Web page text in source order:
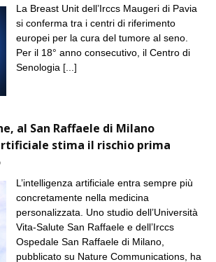
La Breast Unit dell’Irccs Maugeri di Pavia
si conferma tra i centri di riferimento
europei per la cura del tumore al seno.
Per il 18° anno consecutivo, il Centro di
Senologia [...]
al San Raffaele di Milano
stima il rischio prima
L’intelligenza artificiale entra sempre più
concretamente nella medicina
personalizzata. Uno studio dell’Università
Vita-Salute San Raffaele e dell’Irccs
Ospedale San Raffaele di Milano,
pubblicato su Nature Communications, ha